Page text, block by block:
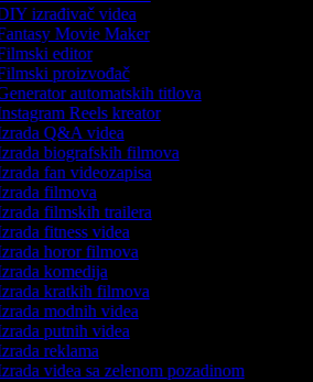
izrađivač videa
Movie Maker
editor
proizvođač
automatskih titlova
Reels kreator
Q&A videa
biografskih filmova
fan videozapisa
filmova
filmskih trailera
fitness videa
horor filmova
komedija
kratkih filmova
modnih videa
putnih videa
reklama
videa sa zelenom pozadinom